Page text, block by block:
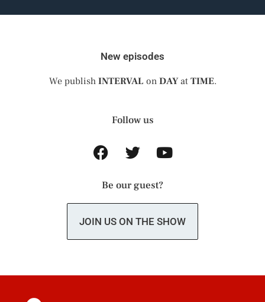
New episodes
We publish INTERVAL on DAYat TIME.
Follow us
Be our guest?
JOIN US ON THE SHOW